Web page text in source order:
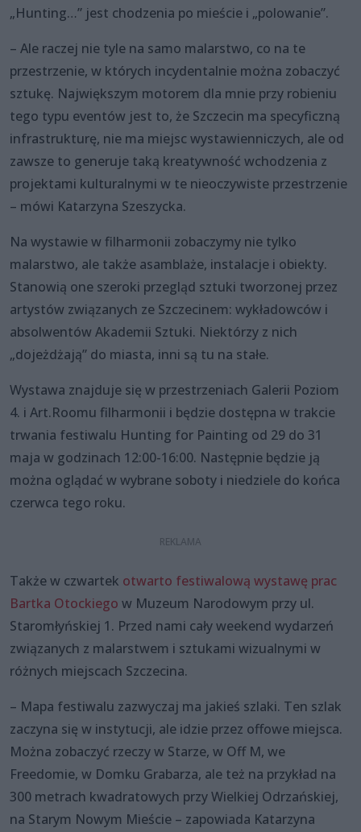
„Hunting…” jest chodzenia po mieście i „polowanie”.
– Ale raczej nie tyle na samo malarstwo, co na te
przestrzenie, w których incydentalnie można zobaczyć
sztukę. Największym motorem dla mnie przy robieniu
tego typu eventów jest to, że Szczecin ma specyficzną
infrastrukturę, nie ma miejsc wystawienniczych, ale od
zawsze to generuje taką kreatywność wchodzenia z
projektami kulturalnymi w te nieoczywiste przestrzenie
– mówi Katarzyna Szeszycka.
Na wystawie w filharmonii zobaczymy nie tylko
malarstwo, ale także asamblaże, instalacje i obiekty.
Stanowią one szeroki przegląd sztuki tworzonej przez
artystów związanych ze Szczecinem: wykładowców i
absolwentów Akademii Sztuki. Niektórzy z nich
„dojeżdżają” do miasta, inni są tu na stałe.
Wystawa znajduje się w przestrzeniach Galerii Poziom
4. i Art.Roomu filharmonii i będzie dostępna w trakcie
trwania festiwalu Hunting for Painting od 29 do 31
maja w godzinach 12:00-16:00. Następnie będzie ją
można oglądać w wybrane soboty i niedziele do końca
czerwca tego roku.
Także w czwartek otwarto festiwalową wystawę prac
Bartka Otockiego w Muzeum Narodowym przy ul.
Staromłyńskiej 1. Przed nami cały weekend wydarzeń
związanych z malarstwem i sztukami wizualnymi w
różnych miejscach Szczecina.
– Mapa festiwalu zazwyczaj ma jakieś szlaki. Ten szlak
zaczyna się w instytucji, ale idzie przez offowe miejsca.
Można zobaczyć rzeczy w Starze, w Off M, we
Freedomie, w Domku Grabarza, ale też na przykład na
300 metrach kwadratowych przy Wielkiej Odrzańskiej,
na Starym Nowym Mieście – zapowiada Katarzyna